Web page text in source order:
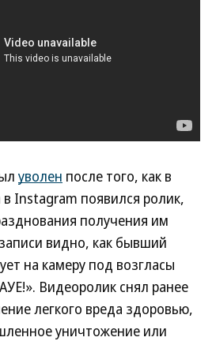
уволен после того, как в
в Instagram появился ролик,
получения им
видно, как бывший
на камеру под возгласы
Видеоролик снял ранее
легкого вреда здоровью,
уничтожение или